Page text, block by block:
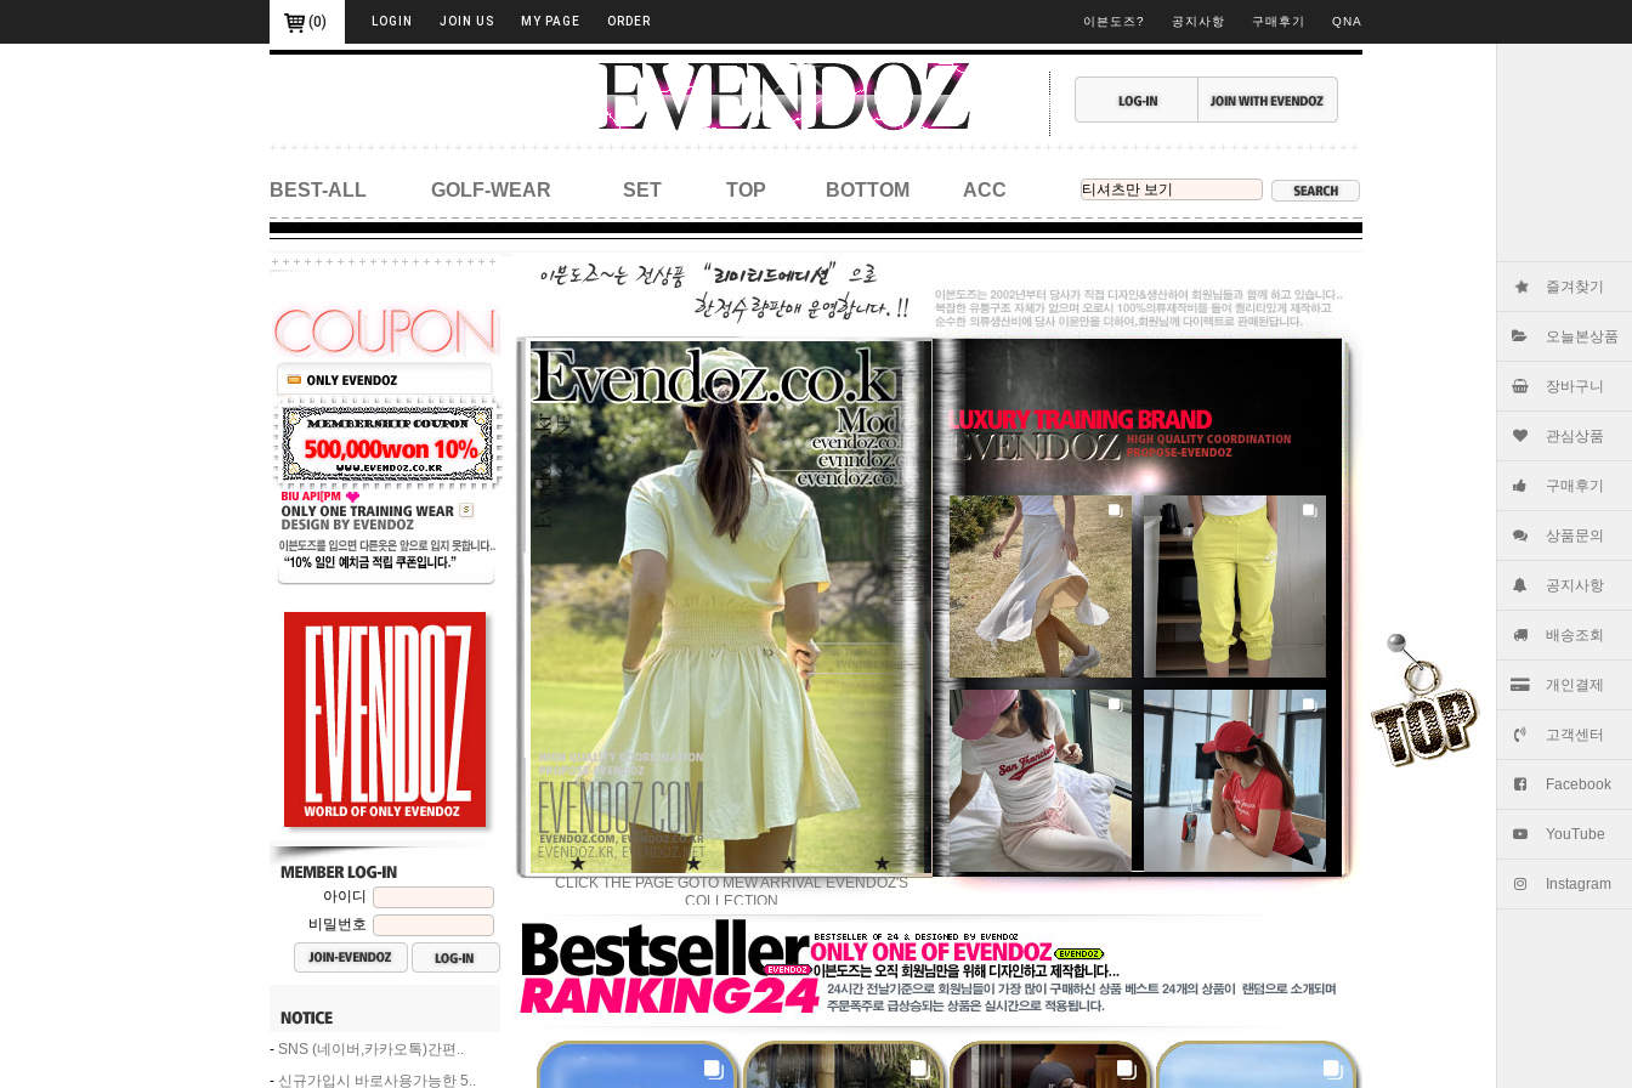
즐겨찾기
오늘본상품
장바구니
관심상품
구매후기
상품문의
공지사항
배송조회
개인결제
고객센터
Facebook
YouTube
Instagram
(0) LOGIN JOIN US MY PAGE ORDER 이븐도즈? 공지사항 구매후기 QNA
BEST-ALL GOLF-WEAR SET TOP BOTTOM ACC
아이디
비밀번호
- SNS (네이버,카카오톡)간편..
- 신규가입시 바로사용가능한 5..
CLICK THE PAGE GOTO MEW ARRIVAL EVENDOZ'S
COLLECTION